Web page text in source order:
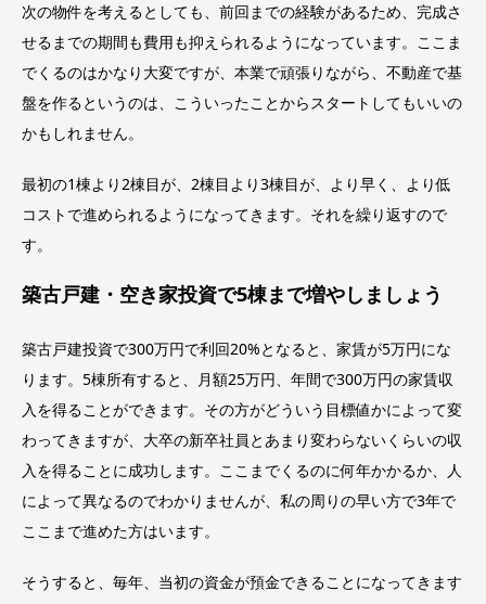
次の物件を考えるとしても、前回までの経験があるため、完成さ
せるまでの期間も費用も抑えられるようになっています。ここま
でくるのはかなり大変ですが、本業で頑張りながら、不動産で基
盤を作るというのは、こういったことからスタートしてもいいの
かもしれません。
最初の1棟より2棟目が、2棟目より3棟目が、より早く、より低
コストで進められるようになってきます。それを繰り返すので
す。
築古戸建・空き家投資で5棟まで増やしましょう
築古戸建投資で300万円で利回20%となると、家賃が5万円にな
ります。5棟所有すると、月額25万円、年間で300万円の家賃収
入を得ることができます。その方がどういう目標値かによって変
わってきますが、大卒の新卒社員とあまり変わらないくらいの収
入を得ることに成功します。ここまでくるのに何年かかるか、人
によって異なるのでわかりませんが、私の周りの早い方で3年で
ここまで進めた方はいます。
そうすると、毎年、当初の資金が預金できることになってきます